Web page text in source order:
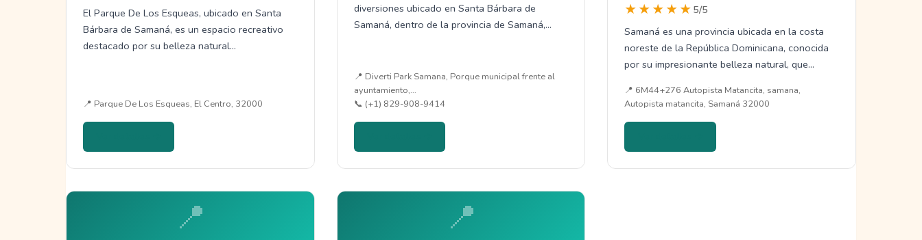
El Parque De Los Esqueas, ubicado en Santa
Bárbara de Samaná, es un espacio recreativo
destacado por su belleza natural…
📍 Parque De Los Esqueas, El Centro, 32000
diversiones ubicado en Santa Bárbara de
Samaná, dentro de la provincia de Samaná,…
📍 Diverti Park Samana, Porque municipal frente al
ayuntamiento,…
📞 (+1) 829-908-9414
★★★★★ 5/5
Samaná es una provincia ubicada en la costa
noreste de la República Dominicana, conocida
por su impresionante belleza natural, que…
📍 6M44+276 Autopista Matancita, samana,
Autopista matancita, Samaná 32000
📍 📍